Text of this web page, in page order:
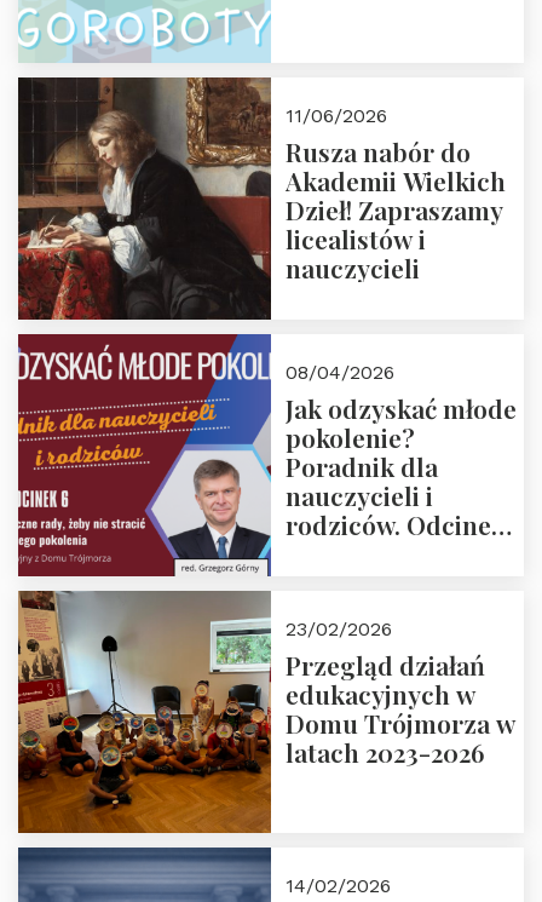
11/06/2026
Rusza nabór do
Akademii Wielkich
Dzieł! Zapraszamy
licealistów i
nauczycieli
08/04/2026
Jak odzyskać młode
pokolenie?
Poradnik dla
nauczycieli i
rodziców. Odcinek
Rozmawiają red.
Grzegorz Górny i
prof. Michał
Łuczewski
23/02/2026
Przegląd działań
edukacyjnych w
Domu Trójmorza w
latach 2023-2026
14/02/2026